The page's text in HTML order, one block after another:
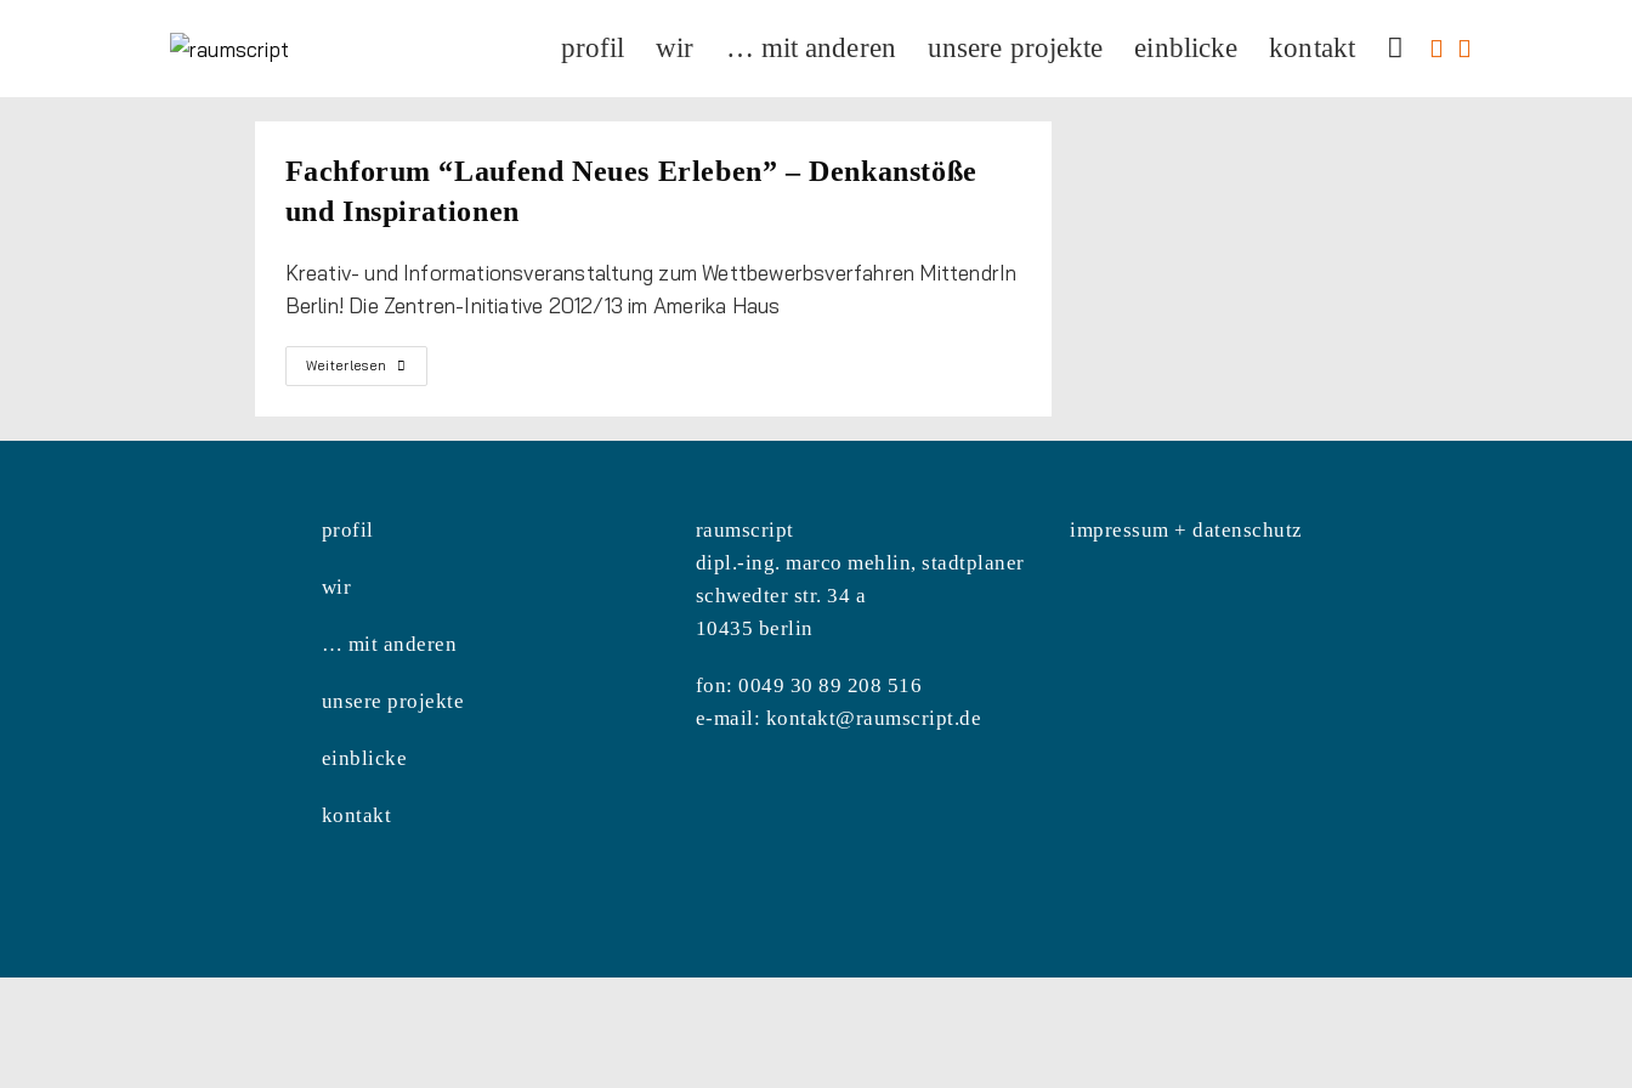
profil wir … mit anderen unsere projekte einblicke kontakt
Fachforum “Laufend Neues Erleben” – Denkanstöße
und Inspirationen
Kreativ- und Informationsveranstaltung zum Wettbewerbsverfahren MittendrIn
Berlin! Die Zentren-Initiative 2012/13 im Amerika Haus
Weiterlesen
profil
wir
… mit anderen
unsere projekte
einblicke
kontakt
raumscript
dipl.-ing. marco mehlin, stadtplaner
schwedter str. 34 a
10435 berlin
fon: 0049 30 89 208 516
e-mail: kontakt@raumscript.de
impressum + datenschutz